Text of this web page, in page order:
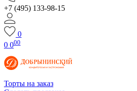
+7 (495) 133-98-15
0
0 000
Торты на заказ